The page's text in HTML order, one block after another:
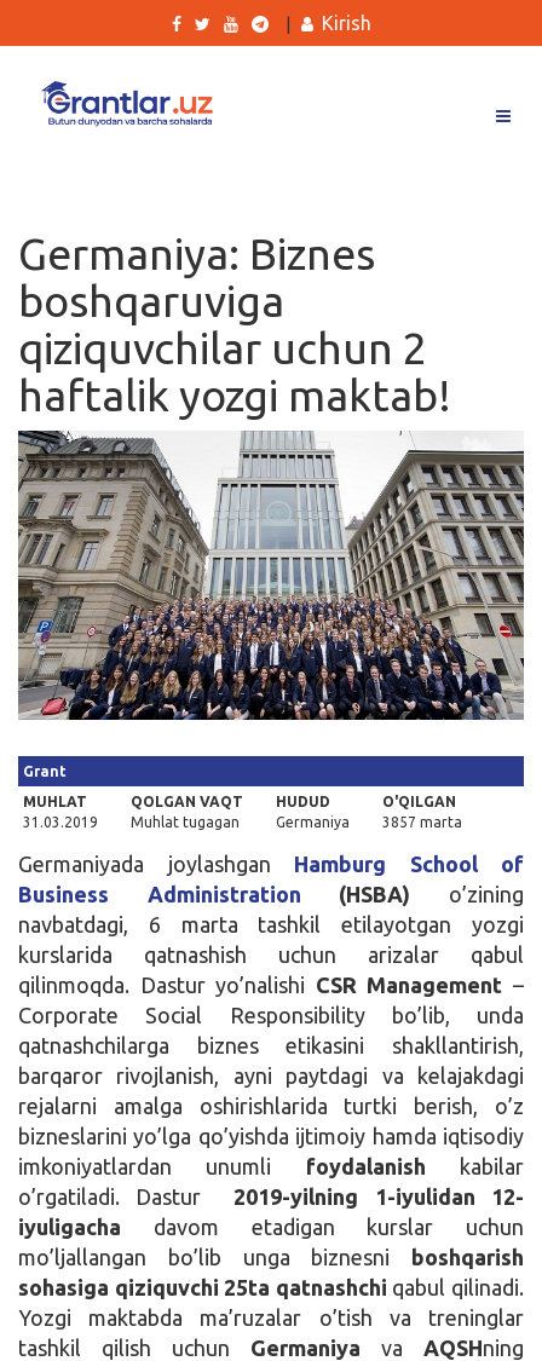
Ishlar
Kurslar
Blog
Yana
Qidirish
Kirish
Kirish
Germaniya: Biznes
boshqaruviga
qiziquvchilar uchun 2
haftalik yozgi maktab!
Grant
MUHLAT
31.03.2019
QOLGAN VAQT
Muhlat tugagan
HUDUD
Germaniya
O'QILGAN
3857 marta
Germaniyada joylashgan Hamburg School of
Business Administration (HSBA) o’zining
navbatdagi, 6 marta tashkil etilayotgan yozgi
kurslarida qatnashish uchun arizalar qabul
qilinmoqda. Dastur yo’nalishi CSR Management –
Corporate Social Responsibility bo’lib, unda
qatnashchilarga biznes etikasini shakllantirish,
barqaror rivojlanish, ayni paytdagi va kelajakdagi
rejalarni amalga oshirishlarida turtki berish, o’z
bizneslarini yo’lga qo’yishda ijtimoiy hamda iqtisodiy
imkoniyatlardan unumli foydalanish kabilar
o’rgatiladi. Dastur 2019-yilning 1-iyulidan 12-
iyuligacha davom etadigan kurslar uchun
mo’ljallangan bo’lib unga biznesni boshqarish
sohasiga qiziquvchi 25ta qatnashchi qabul qilinadi.
Yozgi maktabda ma’ruzalar o’tish va treninglar
tashkil qilish uchun Germaniya va AQSHning